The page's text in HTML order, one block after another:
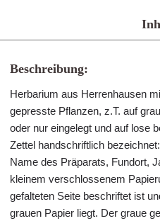
Beschreibung:
Herbarium aus Herrenhausen
gepresste Pflanzen, z.T. auf
oder nur eingelegt und auf lose
Zettel handschriftlich
Name des Präparats, Fundort,
kleinem verschlossenem
gefalteten Seite beschriftet ist
grauen Papier liegt. Der graue